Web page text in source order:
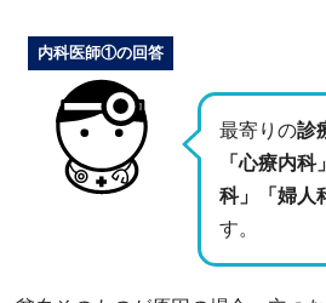
最寄りの診
「心療内
科」「婦人
す。
内科医師①の回答